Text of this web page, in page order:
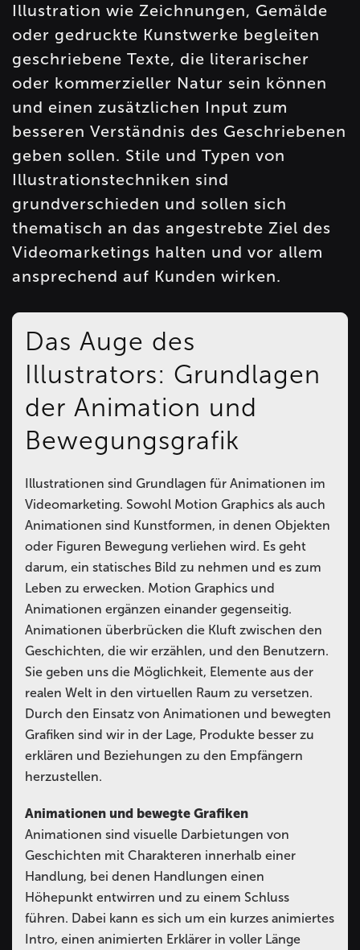
Illustration wie Zeichnungen, Gemälde
oder gedruckte Kunstwerke begleiten
geschriebene Texte, die literarischer
oder kommerzieller Natur sein können
und einen zusätzlichen Input zum
besseren Verständnis des Geschriebenen
geben sollen. Stile und Typen von
Illustrationstechniken sind
grundverschieden und sollen sich
thematisch an das angestrebte Ziel des
Videomarketings halten und vor allem
ansprechend auf Kunden wirken.
Das Auge des
Illustrators: Grundlagen
der Animation und
Bewegungsgrafik
Illustrationen sind Grundlagen für Animationen im
Videomarketing. Sowohl Motion Graphics als auch
Animationen sind Kunstformen, in denen Objekten
oder Figuren Bewegung verliehen wird. Es geht
darum, ein statisches Bild zu nehmen und es zum
Leben zu erwecken. Motion Graphics und
Animationen ergänzen einander gegenseitig.
Animationen überbrücken die Kluft zwischen den
Geschichten, die wir erzählen, und den Benutzern.
Sie geben uns die Möglichkeit, Elemente aus der
realen Welt in den virtuellen Raum zu versetzen.
Durch den Einsatz von Animationen und bewegten
Grafiken sind wir in der Lage, Produkte besser zu
erklären und Beziehungen zu den Empfängern
herzustellen.
Animationen und bewegte Grafiken
Animationen sind visuelle Darbietungen von
Geschichten mit Charakteren innerhalb einer
Handlung, bei denen Handlungen einen
Höhepunkt entwirren und zu einem Schluss
führen. Dabei kann es sich um ein kurzes animiertes
Intro, einen animierten Erklärer in voller Länge